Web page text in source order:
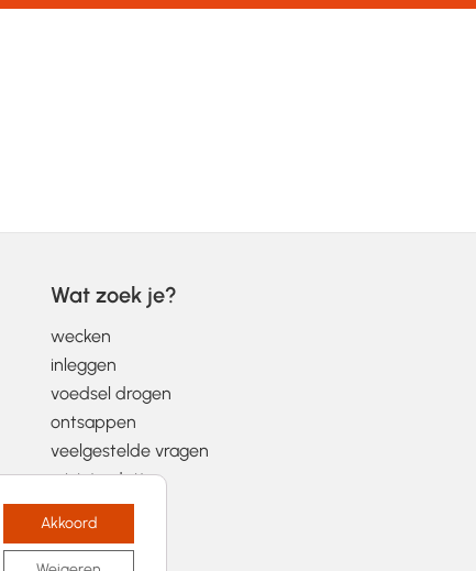
Wat zoek je?
wecken
inleggen
voedsel drogen
ontsappen
veelgestelde vragen
wist-je-datjes
Akkoord